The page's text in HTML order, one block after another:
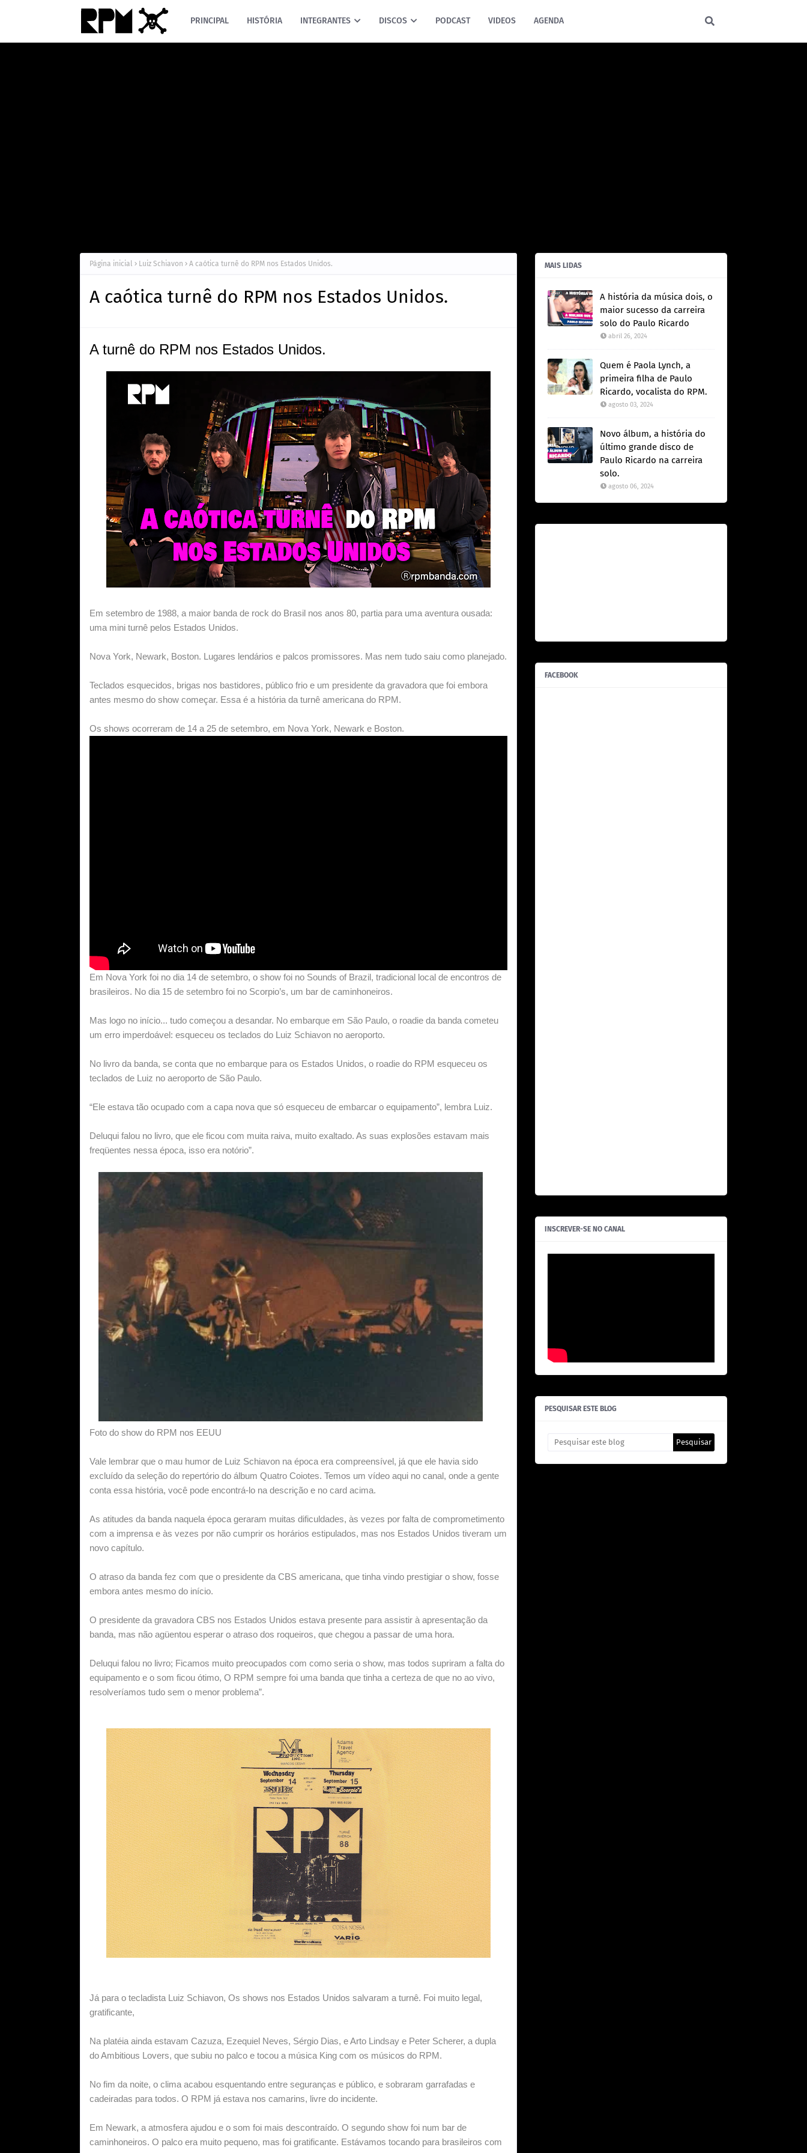
PRINCIPAL HISTÓRIA INTEGRANTES DISCOS PODCAST VIDEOS AGENDA
Página inicial Luiz Schiavon A caótica turnê do RPM nos Estados Unidos.
A caótica turnê do RPM nos Estados Unidos.
A turnê do RPM nos Estados Unidos.
Em setembro de 1988, a maior banda de rock do Brasil nos anos 80, partia para uma aventura ousada:
uma mini turnê pelos Estados Unidos.
Nova York, Newark, Boston. Lugares lendários e palcos promissores. Mas nem tudo saiu como planejado.
Teclados esquecidos, brigas nos bastidores, público frio e um presidente da gravadora que foi embora
antes mesmo do show começar. Essa é a história da turnê americana do RPM.
Os shows ocorreram de 14 a 25 de setembro, em Nova York, Newark e Boston.
Em Nova York foi no dia 14 de setembro, o show foi no Sounds of Brazil, tradicional local de encontros de
brasileiros. No dia 15 de setembro foi no Scorpio’s, um bar de caminhoneiros.
Mas logo no início... tudo começou a desandar. No embarque em São Paulo, o roadie da banda cometeu
um erro imperdoável: esqueceu os teclados do Luiz Schiavon no aeroporto.
No livro da banda, se conta que no embarque para os Estados Unidos, o roadie do RPM esqueceu os
teclados de Luiz no aeroporto de São Paulo.
“Ele estava tão ocupado com a capa nova que só esqueceu de embarcar o equipamento”, lembra Luiz.
Deluqui falou no livro, que ele ficou com muita raiva, muito exaltado. As suas explosões estavam mais
freqüentes nessa época, isso era notório”.
Foto do show do RPM nos EEUU
Vale lembrar que o mau humor de Luiz Schiavon na época era compreensível, já que ele havia sido
excluído da seleção do repertório do álbum Quatro Coiotes. Temos um vídeo aqui no canal, onde a gente
conta essa história, você pode encontrá-lo na descrição e no card acima.
As atitudes da banda naquela época geraram muitas dificuldades, às vezes por falta de comprometimento
com a imprensa e às vezes por não cumprir os horários estipulados, mas nos Estados Unidos tiveram um
novo capítulo.
O atraso da banda fez com que o presidente da CBS americana, que tinha vindo prestigiar o show, fosse
embora antes mesmo do início.
O presidente da gravadora CBS nos Estados Unidos estava presente para assistir à apresentação da
banda, mas não agüentou esperar o atraso dos roqueiros, que chegou a passar de uma hora.
Deluqui falou no livro; Ficamos muito preocupados com como seria o show, mas todos supriram a falta do
equipamento e o som ficou ótimo, O RPM sempre foi uma banda que tinha a certeza de que no ao vivo,
resolveríamos tudo sem o menor problema”.
Já para o tecladista Luiz Schiavon, Os shows nos Estados Unidos salvaram a turnê. Foi muito legal,
gratificante,
Na platéia ainda estavam Cazuza, Ezequiel Neves, Sérgio Dias, e Arto Lindsay e Peter Scherer, a dupla
do Ambitious Lovers, que subiu no palco e tocou a música King com os músicos do RPM.
No fim da noite, o clima acabou esquentando entre seguranças e público, e sobraram garrafadas e
cadeiradas para todos. O RPM já estava nos camarins, livre do incidente.
Em Newark, a atmosfera ajudou e o som foi mais descontraído. O segundo show foi num bar de
caminhoneiros. O palco era muito pequeno, mas foi gratificante. Estávamos tocando para brasileiros com
MAIS LIDAS
A história da música dois, o
maior sucesso da carreira
solo do Paulo Ricardo
abril 26, 2024
Quem é Paola Lynch, a
primeira filha de Paulo
Ricardo, vocalista do RPM.
agosto 03, 2024
Novo álbum, a história do
último grande disco de
Paulo Ricardo na carreira
solo.
agosto 06, 2024
FACEBOOK
INSCREVER-SE NO CANAL
PESQUISAR ESTE BLOG